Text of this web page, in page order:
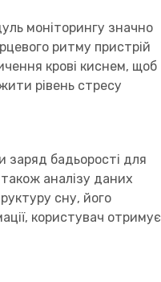
моніторингу значно
ритму пристрій
крові киснем, щоб
рівень стресу
заряд бадьорості для
аналізу даних
сну, його
користувач отримує